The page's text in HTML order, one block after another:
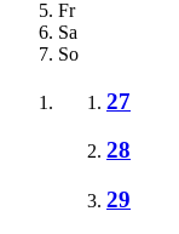
Fr
Sa
So
27
28
29